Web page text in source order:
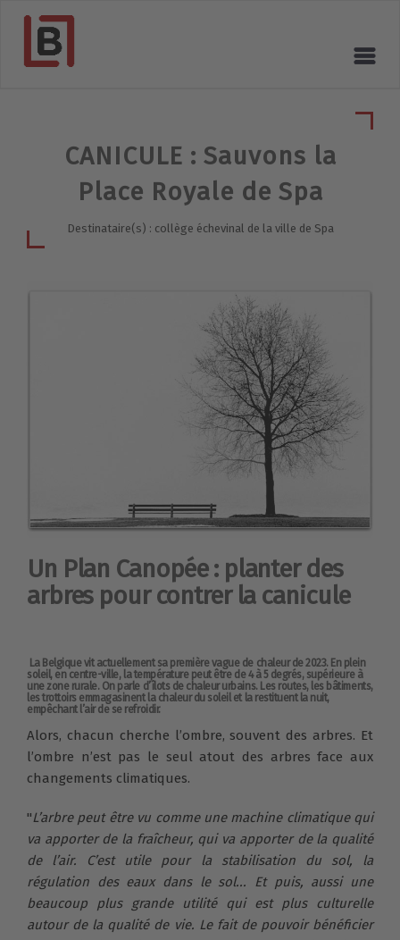
CANICULE : Sauvons la
Place Royale de Spa
Destinataire(s) : collège échevinal de la ville de Spa
Un Plan Canopée : planter des
arbres pour contrer la canicule
La Belgique vit actuellement sa première vague de chaleur de 2023. En plein
soleil, en centre-ville, la température peut être de 4 à 5 degrés, supérieure à
une zone rurale. On parle d’îlots de chaleur urbains. Les routes, les bâtiments,
les trottoirs emmagasinent la chaleur du soleil et la restituent la nuit,
empêchant l’air de se refroidir.
Alors, chacun cherche l’ombre, souvent des arbres. Et
l’ombre n’est pas le seul atout des arbres face aux
changements climatiques.
"L’arbre peut être vu comme une machine climatique qui
va apporter de la fraîcheur, qui va apporter de la qualité
de l’air. C’est utile pour la stabilisation du sol, la
régulation des eaux dans le sol... Et puis, aussi une
beaucoup plus grande utilité qui est plus culturelle
autour de la qualité de vie. Le fait de pouvoir bénéficier